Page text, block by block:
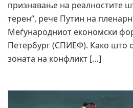
признавање на реалностите
терен“, рече Путин на
Меѓународниот економски
Петербург (СПИЕФ). Како што
зоната на конфликт […]